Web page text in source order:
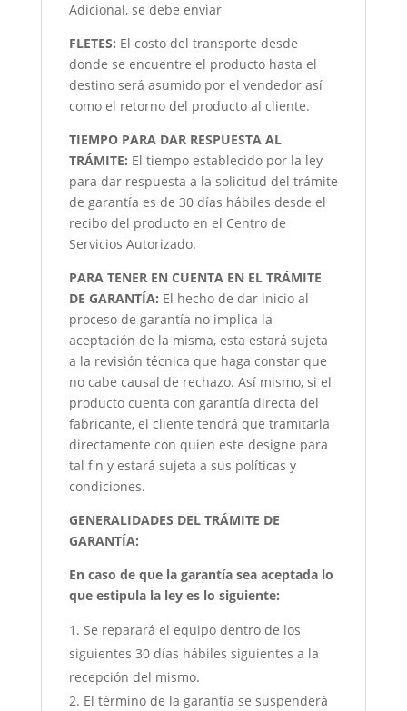
Adicional, se debe enviar
FLETES: El costo del transporte desde
donde se encuentre el producto hasta el
destino será asumido por el vendedor así
como el retorno del producto al cliente.
TIEMPO PARA DAR RESPUESTA AL
TRÁMITE: El tiempo establecido por la ley
para dar respuesta a la solicitud del trámite
de garantía es de 30 días hábiles desde el
recibo del producto en el Centro de
Servicios Autorizado.
PARA TENER EN CUENTA EN EL TRÁMITE
DE GARANTÍA: El hecho de dar inicio al
proceso de garantía no implica la
aceptación de la misma, esta estará sujeta
a la revisión técnica que haga constar que
no cabe causal de rechazo. Así mismo, si el
producto cuenta con garantía directa del
fabricante, el cliente tendrá que tramitarla
directamente con quien este designe para
tal fin y estará sujeta a sus políticas y
condiciones.
GENERALIDADES DEL TRÁMITE DE
GARANTÍA:
En caso de que la garantía sea aceptada lo
que estipula la ley es lo siguiente:
Se reparará el equipo dentro de los
siguientes 30 días hábiles siguientes a la
recepción del mismo.
El término de la garantía se suspenderá